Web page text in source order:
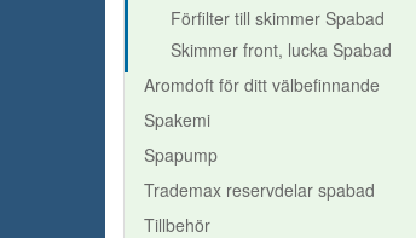
Förfilter till skimmer Spabad
Skimmer front, lucka Spabad
Aromdoft för ditt välbefinnande
Spakemi
Spapump
Trademax reservdelar spabad
Tillbehör